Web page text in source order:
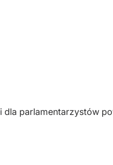
dla parlamentarzystów